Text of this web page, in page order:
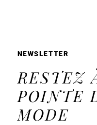
NEWSLETTER
RESTEZ
POINTE
MODE